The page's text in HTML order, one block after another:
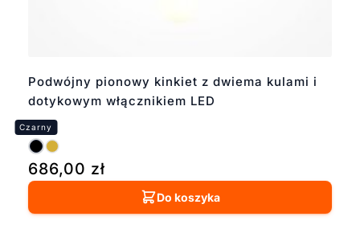
Podwójny pionowy kinkiet z dwiema kulami i
dotykowym włącznikiem LED
686,00 zł
Do koszyka